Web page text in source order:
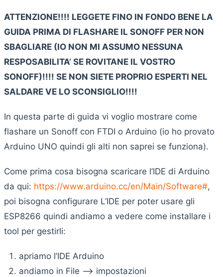
ATTENZIONE!!!! LEGGETE FINO IN FONDO BENE LA
GUIDA PRIMA DI FLASHARE IL SONOFF PER NON
SBAGLIARE (IO NON MI ASSUMO NESSUNA
RESPOSABILITA’ SE ROVITANE IL VOSTRO
SONOFF)!!!! SE NON SIETE PROPRIO ESPERTI NEL
SALDARE VE LO SCONSIGLIO!!!!
In questa parte di guida vi voglio mostrare come
flashare un Sonoff con FTDI o Arduino (io ho provato
Arduino UNO quindi gli alti non saprei se funziona).
Come prima cosa bisogna scaricare l’IDE di Arduino
da qui: https://www.arduino.cc/en/Main/Software#,
poi bisogna configurare L’IDE per poter usare gli
ESP8266 quindi andiamo a vedere come installare i
tool per gestirli:
apriamo l’IDE Arduino
andiamo in File —-> impostazioni